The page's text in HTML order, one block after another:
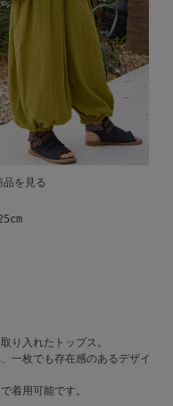
品を見る
り入れたトップス。
一枚でも存在感のあるデザイ
着用可能です。